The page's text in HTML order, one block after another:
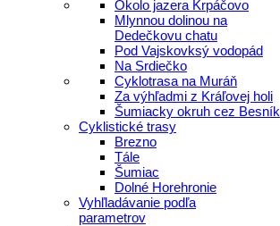
Okolo jazera Krpáčovo
Mlynnou dolinou na
Dedečkovu chatu
Pod Vajskovksý vodopád
Na Srdiečko
Cyklotrasa na Muráň
Za výhľadmi z Kráľovej holi
Šumiacky okruh cez Besník
Cyklistické trasy
Brezno
Tále
Šumiac
Dolné Horehronie
Vyhľladávanie podľa
parametrov